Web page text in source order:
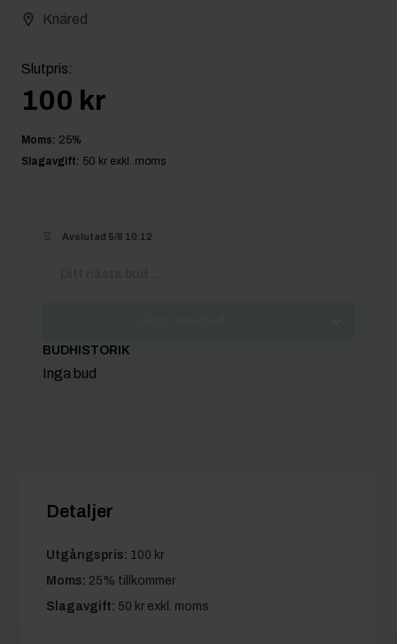
Knäred
Slutpris:
100 kr
Moms: 25%
Slagavgift: 50 kr exkl. moms
Avslutad 5/8 10:12
BUDHISTORIK
Inga bud
Detaljer
Utgångspris: 100 kr
Moms: 25% tillkommer
Slagavgift: 50 kr exkl. moms